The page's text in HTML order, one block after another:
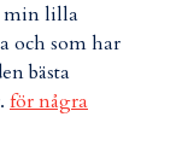
min lilla
och som har
bästa
för några